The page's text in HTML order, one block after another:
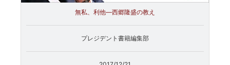
無私、利他―西郷隆盛の教え
プレジデント書籍編集部